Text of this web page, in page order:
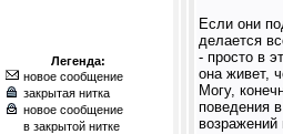
Легенда:
новое сообщение
закрытая нитка
новое сообщение
в закрытой нитке
Если они
делается
- просто в
она живет,
Могу,
поведения